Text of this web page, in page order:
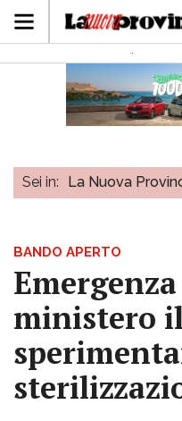
Sei in: La Nuova
BANDO APERTO
ministero